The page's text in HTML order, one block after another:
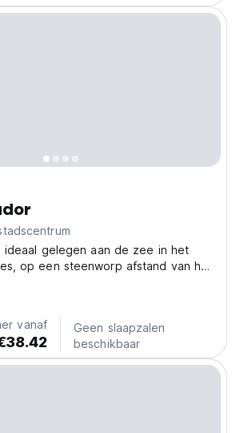
ideaal gelegen aan de zee in het
op een steenworp afstand van het
de Middellandse Zee.
vanaf
Geen slaapzalen
beschikbaar